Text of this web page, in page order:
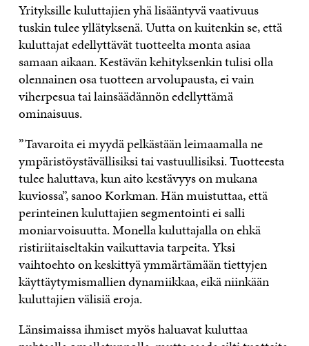
Yrityksille kuluttajien yhä lisääntyvä vaativuus
tuskin tulee yllätyksenä. Uutta on kuitenkin se, että
kuluttajat edellyttävät tuotteelta monta asiaa
samaan aikaan. Kestävän kehityksenkin tulisi olla
olennainen osa tuotteen arvolupausta, ei vain
viherpesua tai lainsäädännön edellyttämä
ominaisuus.
”Tavaroita ei myydä pelkästään leimaamalla ne
ympäristöystävällisiksi tai vastuullisiksi. Tuotteesta
tulee haluttava, kun aito kestävyys on mukana
kuviossa”, sanoo Korkman. Hän muistuttaa, että
perinteinen kuluttajien segmentointi ei salli
moniarvoisuutta. Monella kuluttajalla on ehkä
ristiriitaiseltakin vaikuttavia tarpeita. Yksi
vaihtoehto on keskittyä ymmärtämään tiettyjen
käyttäytymismallien dynamiikkaa, eikä niinkään
kuluttajien välisiä eroja.
Länsimaissa ihmiset myös haluavat kuluttaa